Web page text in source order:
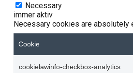
Necessary
immer aktiv
Necessary cookies are
Cookie
cookielawinfo-checkbox-analytics